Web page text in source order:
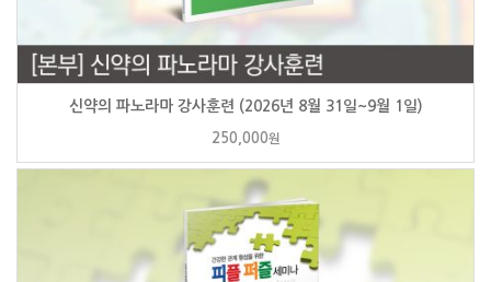
신약의 파노라마 강사훈련 (2026년 8월 31일~9월 1일)
250,000원